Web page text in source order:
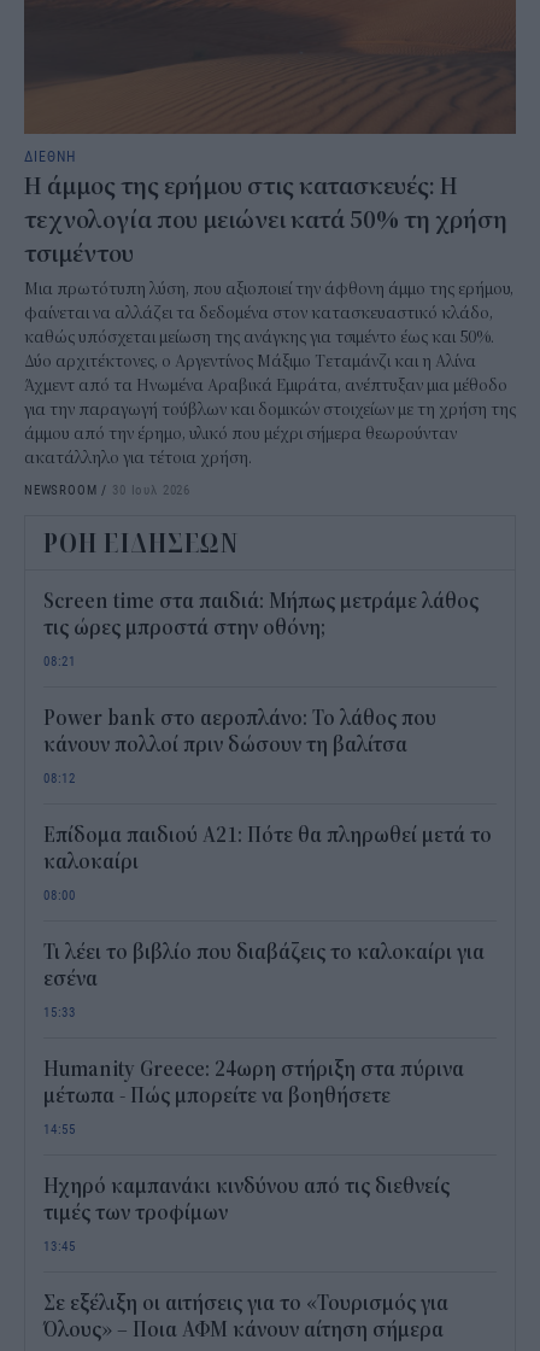
ΔΙΕΘΝΗ
Η άμμος της ερήμου στις κατασκευές: Η
τεχνολογία που μειώνει κατά 50% τη χρήση
τσιμέντου
Μια πρωτότυπη λύση, που αξιοποιεί την άφθονη άμμο της ερήμου,
φαίνεται να αλλάζει τα δεδομένα στον κατασκευαστικό κλάδο,
καθώς υπόσχεται μείωση της ανάγκης για τσιμέντο έως και 50%.
Δύο αρχιτέκτονες, ο Αργεντίνος Μάξιμο Τεταμάνζι και η Αλίνα
Άχμεντ από τα Ηνωμένα Αραβικά Εμιράτα, ανέπτυξαν μια μέθοδο
για την παραγωγή τούβλων και δομικών στοιχείων με τη χρήση της
άμμου από την έρημο, υλικό που μέχρι σήμερα θεωρούνταν
ακατάλληλο για τέτοια χρήση.
NEWSROOM / 30 Ιουλ 2026
ΡΟΗ ΕΙΔΗΣΕΩΝ
Screen time στα παιδιά: Μήπως μετράμε λάθος
τις ώρες μπροστά στην οθόνη;
08:21
Power bank στο αεροπλάνο: Το λάθος που
κάνουν πολλοί πριν δώσουν τη βαλίτσα
08:12
Επίδομα παιδιού Α21: Πότε θα πληρωθεί μετά το
καλοκαίρι
08:00
Τι λέει το βιβλίο που διαβάζεις το καλοκαίρι για
εσένα
15:33
Humanity Greece: 24ωρη στήριξη στα πύρινα
μέτωπα - Πώς μπορείτε να βοηθήσετε
14:55
Ηχηρό καμπανάκι κινδύνου από τις διεθνείς
τιμές των τροφίμων
13:45
Σε εξέλιξη οι αιτήσεις για το «Τουρισμός για
Όλους» – Ποια ΑΦΜ κάνουν αίτηση σήμερα